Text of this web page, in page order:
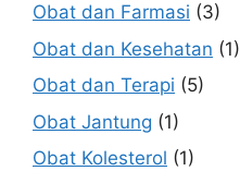
Obat dan Farmasi (3)
Obat dan Kesehatan (1)
Obat dan Terapi (5)
Obat Jantung (1)
Obat Kolesterol (1)